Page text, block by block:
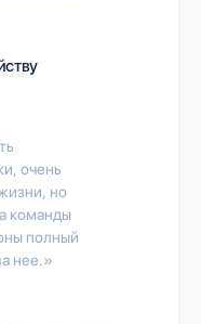
очень
но
команды
полный
нее.»